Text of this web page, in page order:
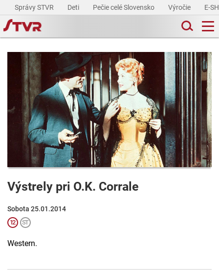
Správy STVR Deti Pečie celé Slovensko Výročie E-
Výstrely pri O.K. Corrale
Sobota 25.01.2014
Western.